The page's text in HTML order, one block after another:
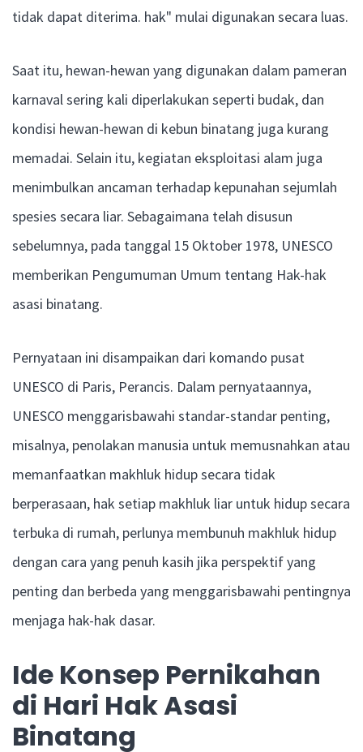
tidak dapat diterima. hak" mulai digunakan secara luas.
Saat itu, hewan-hewan yang digunakan dalam pameran
karnaval sering kali diperlakukan seperti budak, dan
kondisi hewan-hewan di kebun binatang juga kurang
memadai. Selain itu, kegiatan eksploitasi alam juga
menimbulkan ancaman terhadap kepunahan sejumlah
spesies secara liar. Sebagaimana telah disusun
sebelumnya, pada tanggal 15 Oktober 1978, UNESCO
memberikan Pengumuman Umum tentang Hak-hak
asasi binatang.
Pernyataan ini disampaikan dari komando pusat
UNESCO di Paris, Perancis. Dalam pernyataannya,
UNESCO menggarisbawahi standar-standar penting,
misalnya, penolakan manusia untuk memusnahkan atau
memanfaatkan makhluk hidup secara tidak
berperasaan, hak setiap makhluk liar untuk hidup secara
terbuka di rumah, perlunya membunuh makhluk hidup
dengan cara yang penuh kasih jika perspektif yang
penting dan berbeda yang menggarisbawahi pentingnya
menjaga hak-hak dasar.
Ide Konsep Pernikahan
di Hari Hak Asasi
Binatang